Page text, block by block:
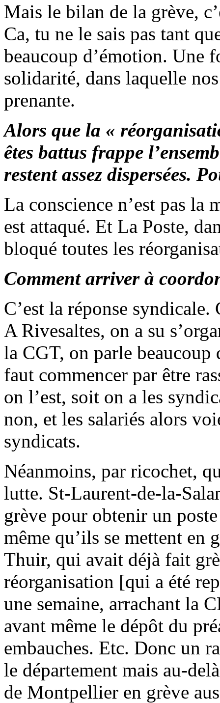
Mais le bilan de la grève,
Ca, tu ne le sais pas tant
beaucoup d’émotion. Une
solidarité, dans laquelle
prenante.
Alors que la «
êtes battus frappe
restent assez dispersées.
La conscience n’est pas la
est attaqué. Et La Poste,
bloqué toutes les
Comment arriver à
C’est la réponse
A Rivesaltes, on a su
la CGT, on parle
faut commencer par être
on l’est, soit on a les
non, et les salariés alors
syndicats.
Néanmoins, par ricochet,
lutte. St-Laurent-de-la-
grève pour obtenir un
même qu’ils se mettent
Thuir, qui avait déjà fait
réorganisation [qui a été
une semaine, arrachant la
avant même le dépôt du
embauches. Etc. Donc un
le département mais au-
de Montpellier en grève